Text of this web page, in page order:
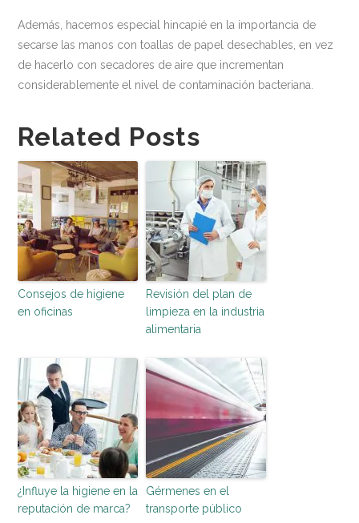
Además, hacemos especial hincapié en la importancia de
secarse las manos con toallas de papel desechables, en vez
de hacerlo con secadores de aire que incrementan
considerablemente el nivel de contaminación bacteriana.
Related Posts
Consejos de higiene
en oficinas
Revisión del plan de
limpieza en la industria
alimentaria
¿Influye la higiene en la
reputación de marca?
Gérmenes en el
transporte público